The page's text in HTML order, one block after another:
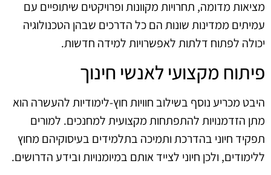
מציאות מדומה, תחרויות מקוונות ופרויקטים שיתופיים עם
עמיתים ממדינות שונות הם כל הדרכים שבהן הטכנולוגיה
יכולה לפתוח דלתות לאפשרויות למידה חדשות.
פיתוח מקצועי לאנשי חינוך
היבט מכריע נוסף בשילוב חוויות חוץ-לימודיות להעשרה הוא
מתן הזדמנויות להתפתחות מקצועית למחנכים. למורים
תפקיד חיוני בהדרכת ותמיכה בתלמידים בעיסוקיהם מחוץ
ללימודים, ולכן חיוני לצייד אותם במיומנויות ובידע הדרושים.